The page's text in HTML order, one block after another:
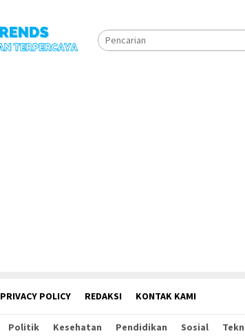
PRIVACY POLICY REDAKSI KONTAK KAMI
Politik Kesehatan Pendidikan Sosial